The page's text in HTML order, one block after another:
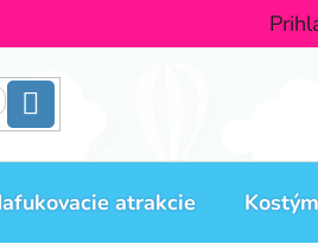
atrakcie